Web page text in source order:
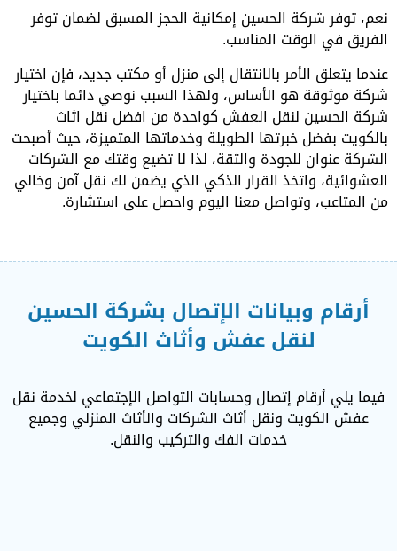
نعم، توفر شركة الحسين إمكانية الحجز المسبق لضمان توفر
الفريق في الوقت المناسب.
عندما يتعلق الأمر بالانتقال إلى منزل أو مكتب جديد، فإن اختيار
شركة موثوقة هو الأساس، ولهذا السبب نوصي دائما باختيار
شركة الحسين لنقل العفش كواحدة من افضل نقل اثاث
بالكويت بفضل خبرتها الطويلة وخدماتها المتميزة، حيث أصبحت
الشركة عنوان للجودة والثقة، لذا لا تضيع وقتك مع الشركات
العشوائية، واتخذ القرار الذكي الذي يضمن لك نقل آمن وخالي
من المتاعب، وتواصل معنا اليوم واحصل على استشارة.
أرقام وبيانات الإتصال بشركة الحسين
لنقل عفش وأثاث الكويت
فيما يلي أرقام إتصال وحسابات التواصل الإجتماعي لخدمة نقل
عفش الكويت ونقل أثاث الشركات والأثاث المنزلي وجميع
خدمات الفك والتركيب والنقل.